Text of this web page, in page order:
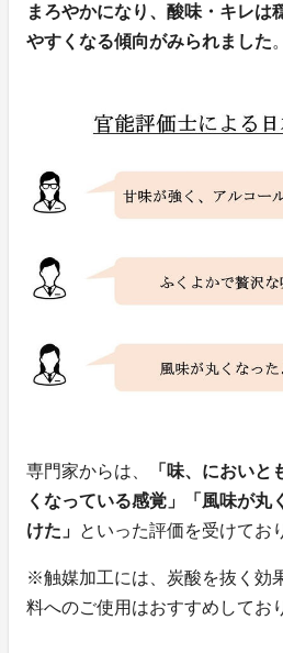
まろやかになり、酸味・キレは
やすくなる傾向がみられました。
専門家からは、
「味、におい
くなっている感覚」「風味が丸
けた」 といった評価を受けてお
※触媒加工には、炭酸を抜く効
料へのご使用はおすすめしてお